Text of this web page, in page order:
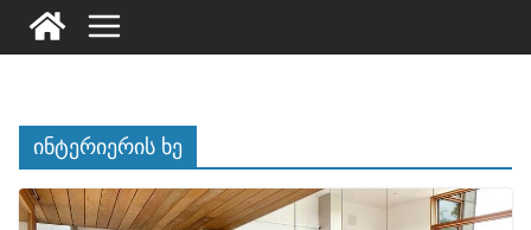
ინტერიერის ხე